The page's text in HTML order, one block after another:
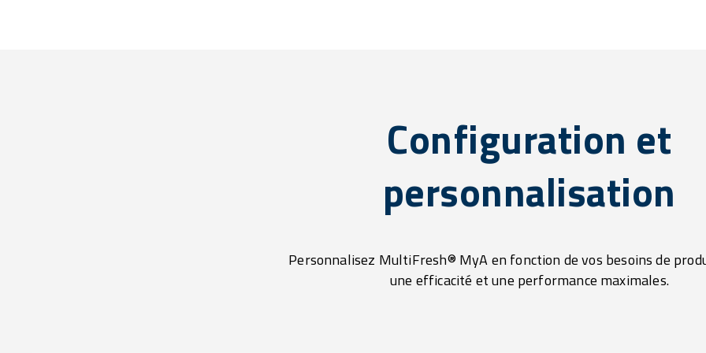
Configuration et
personnalisation
Personnalisez MultiFresh® MyA en fonction de vos besoins de
une efficacité et une performance maximales.